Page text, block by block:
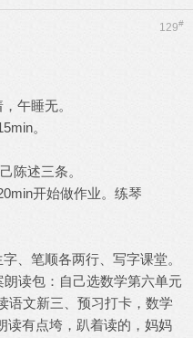
129#
午睡无。
。
陈述三条。
开始做作业。练琴
、笔顺各两行、写字课堂。
读包：自己选数学第六单元
语文新三、预习打卡，数学
读有点垮，趴着读的，妈妈